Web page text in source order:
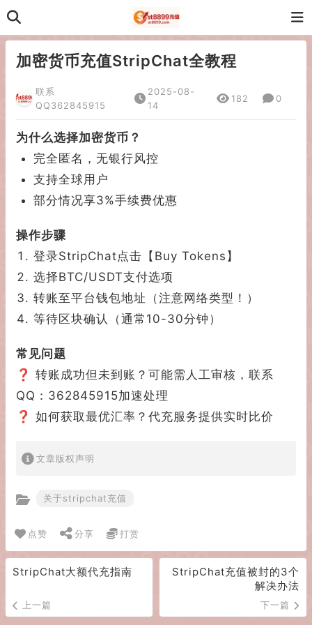
加密货币充值StripChat全教程
联系
QQ362845915
2025-08-
14
182 0
为什么选择加密货币？
完全匿名，无银行风控
支持全球用户
部分情况享3%手续费优惠
操作步骤
登录StripChat点击【Buy Tokens】
选择BTC/USDT支付选项
转账至平台钱包地址（注意网络类型！）
等待区块确认（通常10-30分钟）
常见问题
❓ 转账成功但未到账？可能需人工审核，联系
QQ：362845915加速处理
❓ 如何获取最优汇率？代充服务提供实时比价
文章版权声明
关于stripchat充值
点赞 分享 打赏
StripChat大额代充指南
上一篇
StripChat充值被封的3个
解决办法
下一篇